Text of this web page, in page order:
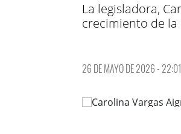
La legisladora,
crecimiento de
26 DE MAYO DE 2026 - 22:01